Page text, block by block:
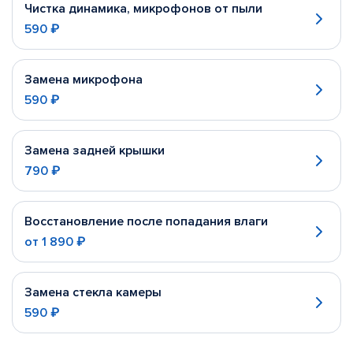
Чистка динамика, микрофонов от пыли
590 ₽
Замена микрофона
590 ₽
Замена задней крышки
790 ₽
Восстановление после попадания влаги
от 1 890 ₽
Замена стекла камеры
590 ₽